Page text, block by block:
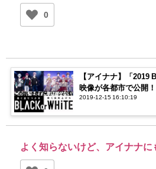
0
【アイナナ】「2019
映像が各都市で公開
メンバーに注目！
2019-12-15 16:10:19
よく知らないけど、アイナナに